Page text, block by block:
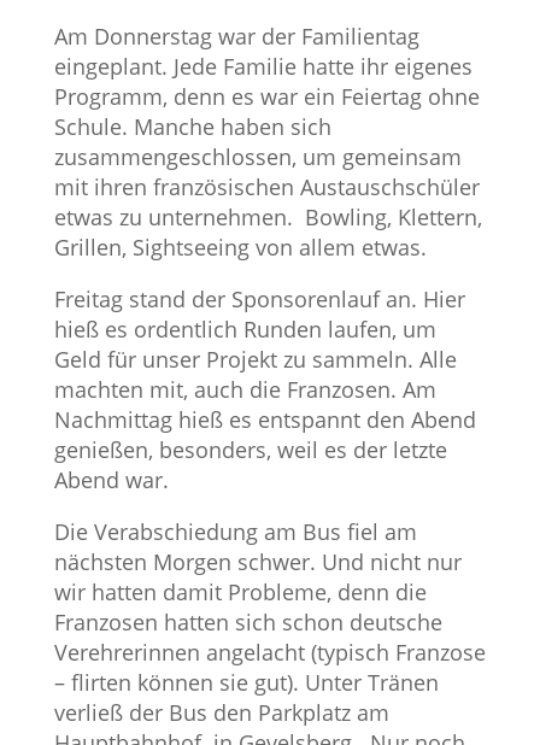
Am Donnerstag war der Familientag
eingeplant. Jede Familie hatte ihr eigenes
Programm, denn es war ein Feiertag ohne
Schule. Manche haben sich
zusammengeschlossen, um gemeinsam
mit ihren französischen Austauschschüler
etwas zu unternehmen. Bowling, Klettern,
Grillen, Sightseeing von allem etwas.
Freitag stand der Sponsorenlauf an. Hier
hieß es ordentlich Runden laufen, um
Geld für unser Projekt zu sammeln. Alle
machten mit, auch die Franzosen. Am
Nachmittag hieß es entspannt den Abend
genießen, besonders, weil es der letzte
Abend war.
Die Verabschiedung am Bus fiel am
nächsten Morgen schwer. Und nicht nur
wir hatten damit Probleme, denn die
Franzosen hatten sich schon deutsche
Verehrerinnen angelacht (typisch Franzose
– flirten können sie gut). Unter Tränen
verließ der Bus den Parkplatz am